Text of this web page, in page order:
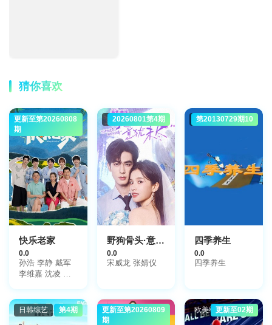
猜你喜欢
大陆综艺
更新至第20260808
期
快乐老家
0.0
孙浩 李静 戴军
李维嘉 沈凌 吴
大陆综艺
20260801第4期
野狗骨头·意犹未尽
0.0
宋威龙 张婧仪
大陆综艺
第20130729期10
四季养生
0.0
四季养生
日韩综艺 第4期 大陆综艺
更新至第20260809
期
欧美综艺更新至02期